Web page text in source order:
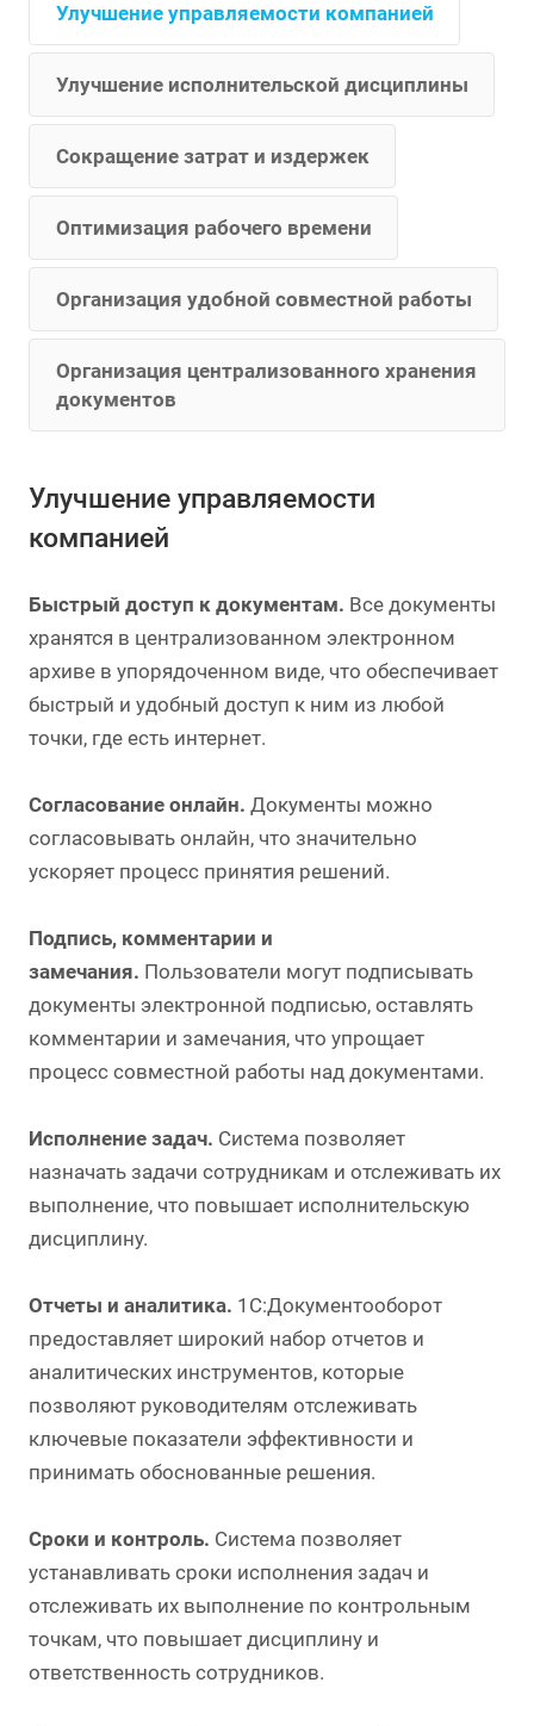
Улучшение управляемости компанией
Улучшение исполнительской дисциплины
Сокращение затрат и издержек
Оптимизация рабочего времени
Организация удобной совместной работы
Организация централизованного хранения
документов
Улучшение управляемости
компанией
Быстрый доступ к документам. Все документы
хранятся в централизованном электронном
архиве в упорядоченном виде, что обеспечивает
быстрый и удобный доступ к ним из любой
точки, где есть интернет.
Согласование онлайн. Документы можно
согласовывать онлайн, что значительно
ускоряет процесс принятия решений.
Подпись, комментарии и
замечания. Пользователи могут подписывать
документы электронной подписью, оставлять
комментарии и замечания, что упрощает
процесс совместной работы над документами.
Исполнение задач. Система позволяет
назначать задачи сотрудникам и отслеживать их
выполнение, что повышает исполнительскую
дисциплину.
Отчеты и аналитика. 1С:Документооборот
предоставляет широкий набор отчетов и
аналитических инструментов, которые
позволяют руководителям отслеживать
ключевые показатели эффективности и
принимать обоснованные решения.
Сроки и контроль. Система позволяет
устанавливать сроки исполнения задач и
отслеживать их выполнение по контрольным
точкам, что повышает дисциплину и
ответственность сотрудников.